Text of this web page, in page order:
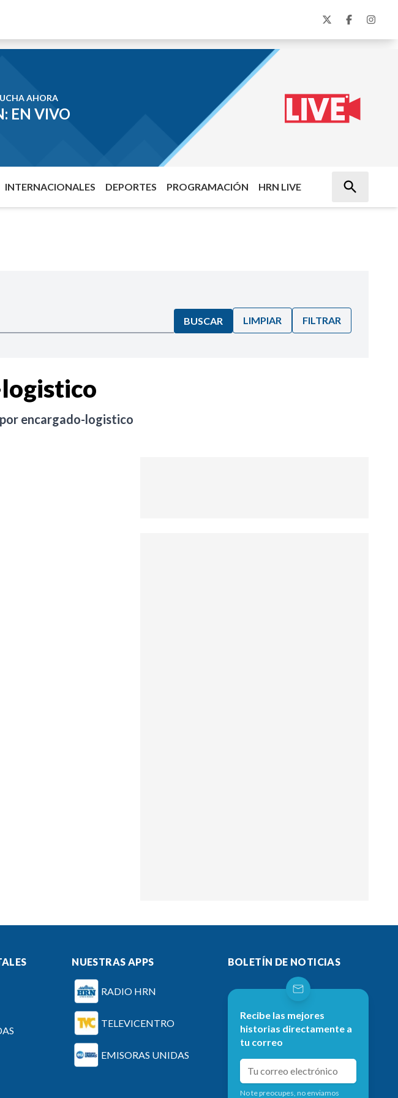
AHORA
EN VIVO
INTERNACIONALES DEPORTES PROGRAMACIÓN HRN LIVE
BUSCAR LIMPIAR FILTRAR
encargado-logistico
NUESTRAS APPS
RADIO HRN
TELEVICENTRO
EMISORAS UNIDAS
BOLETÍN DE NOTICIAS
Recibe las mejores
historias directamente a
tu correo
No te preocupes, no enviamos